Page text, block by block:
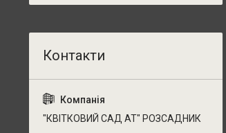
"КВІТКОВИЙ САД АТ" РОЗСАДНИК